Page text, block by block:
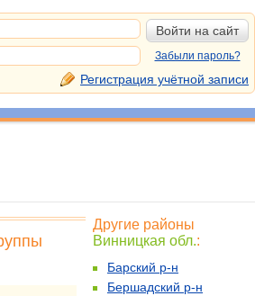
Забыли пароль?
Регистрация учётной записи
Другие районы
Винницкая обл.:
Барский р-н
Бершадский р-н